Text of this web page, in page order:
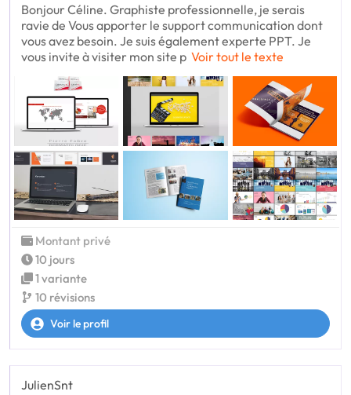
Bonjour Céline. Graphiste professionnelle, je serais
ravie de Vous apporter le support communication dont
vous avez besoin. Je suis également experte PPT. Je
vous invite à visiter mon site p Voir tout le texte
Montant privé
10 jours
1 variante
10 révisions
Voir le profil
JulienSnt